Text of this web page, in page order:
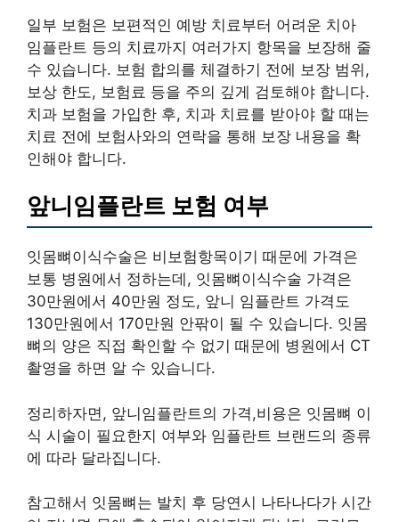
일부 보험은 보편적인 예방 치료부터 어려운 치아
임플란트 등의 치료까지 여러가지 항목을 보장해 줄
수 있습니다. 보험 합의를 체결하기 전에 보장 범위,
보상 한도, 보험료 등을 주의 깊게 검토해야 합니다.
치과 보험을 가입한 후, 치과 치료를 받아야 할 때는
치료 전에 보험사와의 연락을 통해 보장 내용을 확
인해야 합니다.
앞니임플란트 보험 여부
잇몸뼈이식수술은 비보험항목이기 때문에 가격은
보통 병원에서 정하는데, 잇몸뼈이식수술 가격은
30만원에서 40만원 정도, 앞니 임플란트 가격도
130만원에서 170만원 안팎이 될 수 있습니다. 잇몸
뼈의 양은 직접 확인할 수 없기 때문에 병원에서 CT
촬영을 하면 알 수 있습니다.
정리하자면, 앞니임플란트의 가격,비용은 잇몸뼈 이
식 시술이 필요한지 여부와 임플란트 브랜드의 종류
에 따라 달라집니다.
참고해서 잇몸뼈는 발치 후 당연시 나타나다가 시간